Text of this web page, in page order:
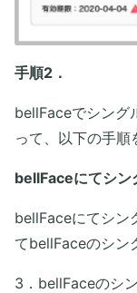
手順2．
bellFaceでシング
って、以下の手順
bellFaceにてシン
bellFaceにてシン
てbellFaceのシン
3．bellFaceのシ